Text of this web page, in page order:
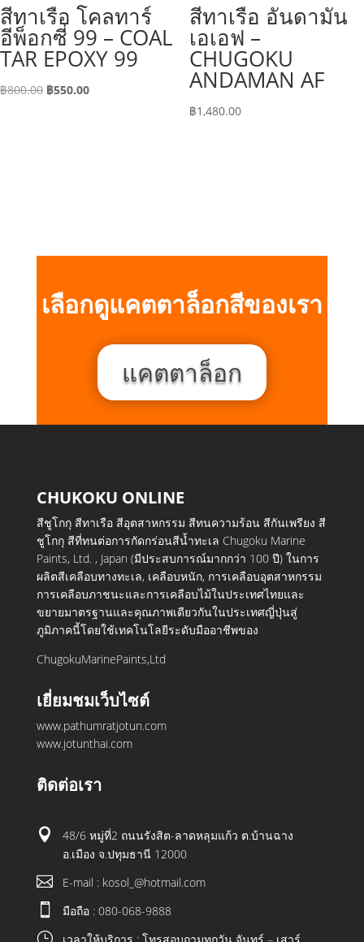
สีทาเรือ โคลทาร์
อีพ็อกซี่ 99 – COAL
TAR EPOXY 99
฿800.00 Original
฿550.00Current
สีทาเรือ อันดามัน
เอเอฟ –
CHUGOKU
ANDAMAN AF
฿1,480.00
เลือกดูแคตตาล็อกสีของเรา
แคตตาล็อก
CHUKOKU ONLINE
สีชูโกกุ สีทาเรือ สีอุตสาหกรรม สีทนความร้อน สีกันเพรียง สี
ชูโกกุ สีที่ทนต่อการกัดกร่อนสีน้ำทะเล Chugoku Marine
Paints, Ltd. , Japan (มีประสบการณ์มากกว่า 100 ปี) ในการ
ผลิตสีเคลือบทางทะเล, เคลือบหนัก, การเคลือบอุตสาหกรรม
การเคลือบภาชนะและการเคลือบไม้ในประเทศไทยและ
ขยายมาตรฐานและคุณภาพเดียวกันในประเทศญี่ปุ่นสู่
ภูมิภาคนี้โดยใช้เทคโนโลยีระดับมืออาชีพของ
ChugokuMarinePaints,Ltd
เยี่ยมชมเว็บไซต์
www.pathumratjotun.com
www.jotunthai.com
ติดต่อเรา

48/6 หมู่ที่2 ถนนรังสิต-ลาดหลุมแก้ว ต.บ้านฉาง
อ.เมือง จ.ปทุมธานี 12000
 E-mail : kosol_@hotmail.com
 มือถือ : 080-068-9888
}